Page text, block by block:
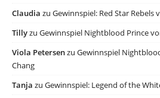
Claudia zu Gewinnspiel: Red Star Rebels
Tillyzu Gewinnspiel Nightblood Prince
Viola Petersenzu Gewinnspiel
Chang
Tanja zu Gewinnspiel: Legend of the